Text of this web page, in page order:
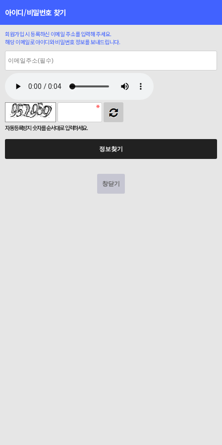
아이디/비밀번호 찾기
회원가입 시 등록하신 이메일 주소를 입력해 주세요.
해당 이메일로 아이디와 비밀번호 정보를 보내드립니다.
자동등록방지 숫자를 순서대로 입력하세요.
창닫기